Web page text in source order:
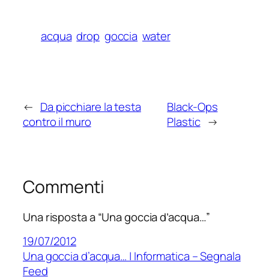
acqua drop goccia water
← Da picchiare la testa
contro il muro
Black-Ops
Plastic →
Commenti
Una risposta a “Una goccia d’acqua…”
19/07/2012
Una goccia d’acqua… | Informatica – Segnala
Feed